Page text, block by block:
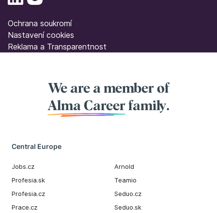
Ochrana soukromí
Nastavení cookies
Reklama a Transparentnost
We are a member of
Alma Career family.
Central Europe
Jobs.cz
Profesia.sk
Profesia.cz
Prace.cz
Arnold
Teamio
Seduo.cz
Seduo.sk